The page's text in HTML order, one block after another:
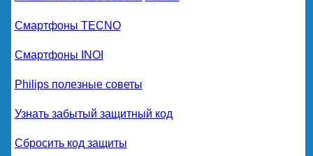
Смартфоны TECNO
Смартфоны INOI
Philips полезные советы
Узнать забытый защитный код
Сбросить код защиты